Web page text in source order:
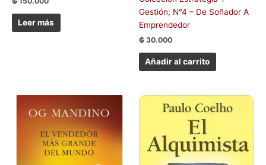
Leer más
Gestión; N°4 – De Soñador A
Emprendedor
₲ 30.000
Añadir al carrito